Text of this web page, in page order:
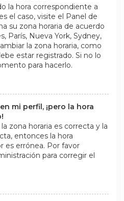
la hora correspondiente a
el caso, visite el Panel de
su zona horaria de acuerdo
París, Nueva York, Sydney,
la zona horaria, como
estar registrado. Si no lo
para hacerlo.
mi perfil, ¡pero la hora
zona horaria es correcta y la
entonces la hora
es errónea. Por favor
para corregir el